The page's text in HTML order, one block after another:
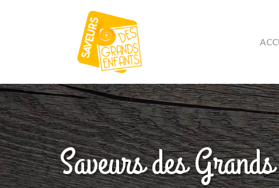
Aller
au
contenu
principal
Saveurs des